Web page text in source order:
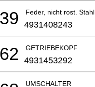
Feder, nicht rost. Stahl
4931408243
GETRIEBEKOPF
4931453292
UMSCHALTER